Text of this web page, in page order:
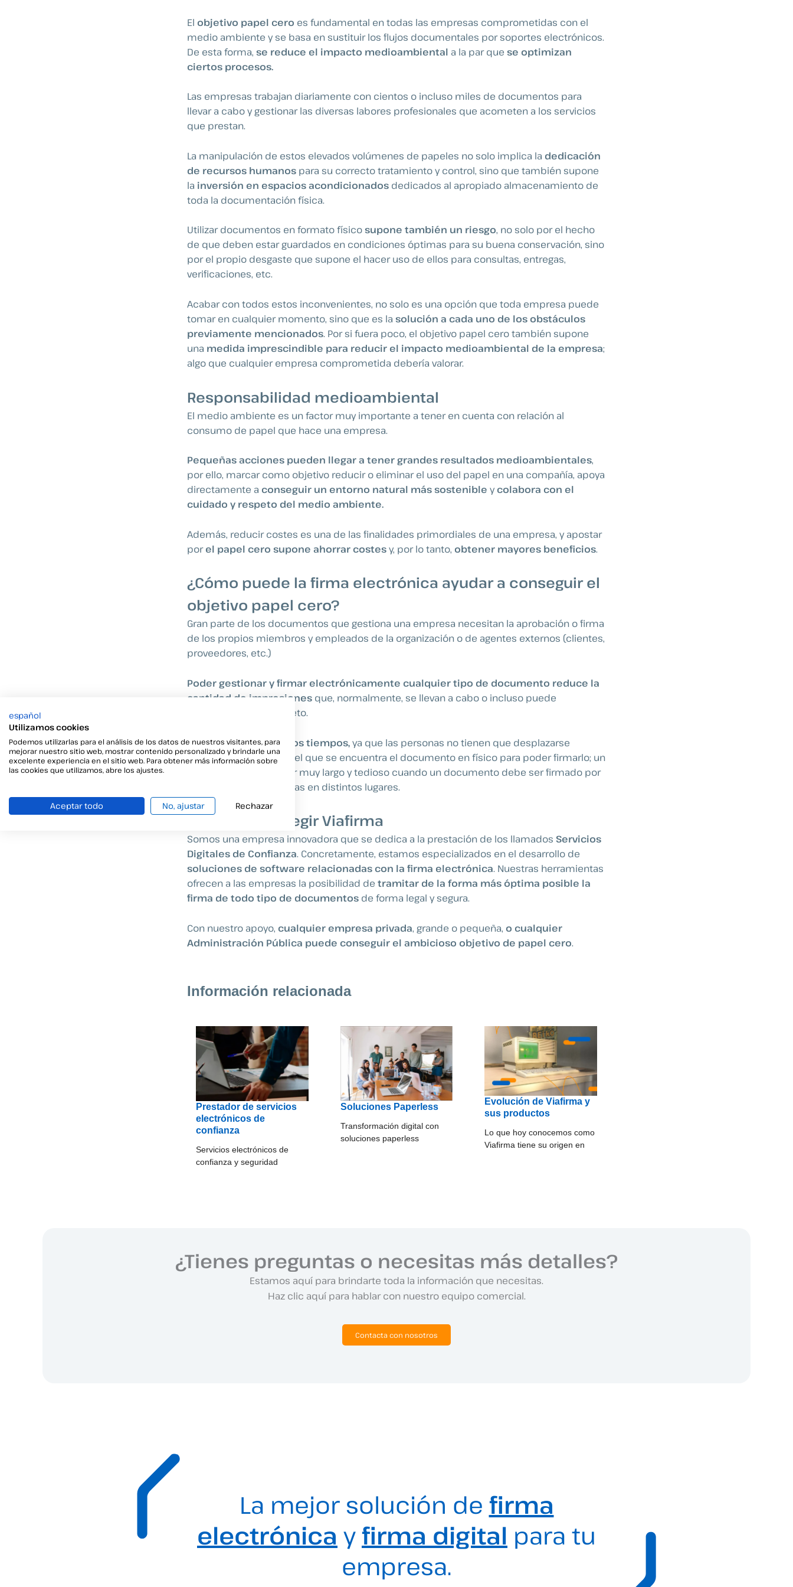
El objetivo papel cero es fundamental en todas las empresas comprometidas con el
medio ambiente y se basa en sustituir los flujos documentales por soportes electrónicos.
De esta forma, se reduce el impacto medioambiental a la par que se optimizan
ciertos procesos.
Las empresas trabajan diariamente con cientos o incluso miles de documentos para
llevar a cabo y gestionar las diversas labores profesionales que acometen a los servicios
que prestan.
La manipulación de estos elevados volúmenes de papeles no solo implica la dedicación
de recursos humanos para su correcto tratamiento y control, sino que también supone
la inversión en espacios acondicionados dedicados al apropiado almacenamiento de
toda la documentación física.
Utilizar documentos en formato físicosupone también un riesgo, no solo por el hecho
de que deben estar guardados en condiciones óptimas para su buena conservación, sino
por el propio desgaste que supone el hacer uso de ellos para consultas, entregas,
verificaciones, etc.
Acabar con todos estos inconvenientes, no solo es una opción que toda empresa puede
tomar en cualquier momento, sino que es la solución a cada uno de los obstáculos
previamente mencionados. Por si fuera poco, el objetivo papel cero también supone
una medida imprescindible para reducir el impacto medioambiental de la empresa;
algo que cualquier empresa comprometida debería valorar.
Responsabilidad medioambiental
El medio ambiente es un factor muy importante a tener en cuenta con relación al
consumo de papel que hace una empresa.
Pequeñas acciones pueden llegar a tener grandes resultados medioambientales,
por ello, marcar como objetivo reducir o eliminar el uso del papel en una compañía, apoya
directamente a conseguir un entorno natural más sostenible ycolabora con el
cuidado y respeto del medio ambiente.
Además, reducir costes es una de las finalidades primordiales de una empresa, y apostar
porel papel cero supone ahorrar costesy, por lo tanto, obtener mayores beneficios.
¿Cómo puede la firma electrónica ayudar a conseguir el
objetivo papel cero?
Gran parte de los documentos que gestiona una empresa necesitan la aprobación o firma
de los propios miembros y empleados de la organización o de agentes externos (clientes,
proveedores, etc.)
Poder gestionar y firmar electrónicamente cualquier tipo de documento reduce la
cantidad de impresiones que, normalmente, se llevan a cabo o incluso puede
suprimirlas por completo.
Además,se reducen los tiempos,ya que las personas no tienen que desplazarse
físicamente al lugar en el que se encuentra el documento en físico para poder firmarlo; un
proceso que puede ser muy largo y tedioso cuando un documento debe ser firmado por
varias personas ubicadas en distintos lugares.
Ventajas de elegir Viafirma
Somos una empresa innovadora que se dedica a la prestación de los llamados Servicios
Digitales de Confianza. Concretamente, estamos especializados en el desarrollo de
soluciones de software relacionadas con la firma electrónica. Nuestras herramientas
ofrecen a las empresas la posibilidad de tramitar de la forma más óptima posible la
firma de todo tipo de documentos de forma legal y segura.
Con nuestro apoyo, cualquier empresa privada, grande o pequeña, o cualquier
Administración Pública puede conseguir el ambicioso objetivo de papel cero.
Información relacionada
Prestador de servicios
electrónicos de
confianza
Servicios electrónicos de
confianza y seguridad
Soluciones Paperless
Transformación digital con
soluciones paperless
Evolución de Viafirma y
sus productos
Lo que hoy conocemos como
Viafirma tiene su origen en
¿Tienes preguntas o necesitas más detalles?
Estamos aquí para brindarte toda la información que necesitas.
Haz clic aquí para hablar con nuestro equipo comercial.
Contacta con nosotros
La mejor solución de firma
electrónica yfirma digital para tu
empresa.
español
Utilizamos cookies
Podemos utilizarlas para el análisis de los datos de nuestros visitantes, para
mejorar nuestro sitio web, mostrar contenido personalizado y brindarle una
excelente experiencia en el sitio web. Para obtener más información sobre
las cookies que utilizamos, abre los ajustes.
Aceptar todo No, ajustar Rechazar